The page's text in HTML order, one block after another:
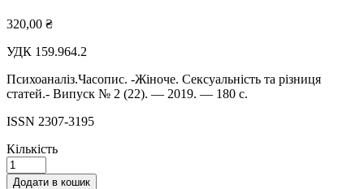
320,00 ₴
УДК 159.964.2
Психоаналіз.Часопис. -Жіноче. Сексуальність та різниця
статей.- Випуск № 2 (22). — 2019. — 180 с.
ISSN 2307-3195
Кількість
Додати в кошик